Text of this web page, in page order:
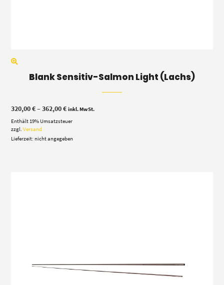
Blank Sensitiv-Salmon Light (Lachs)
320,00€–362,00€Preisspanne:
bis
inkl. MwSt.
Enthält 19% Umsatzsteuer
zzgl.Versand
Lieferzeit: nicht angegeben